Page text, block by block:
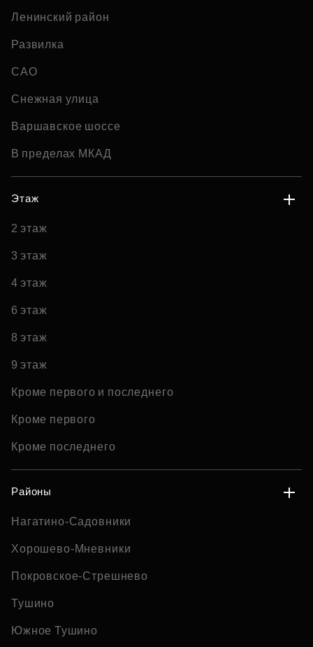
Ленинский район
Развилка
САО
Снежная улица
Варшавское шоссе
В пределах МКАД
Этаж
2 этаж
3 этаж
4 этаж
6 этаж
8 этаж
9 этаж
Кроме первого и последнего
Кроме первого
Кроме последнего
Районы
Нагатино-Садовники
Хорошево-Мневники
Покровское-Стрешнево
Тушино
Южное Тушино